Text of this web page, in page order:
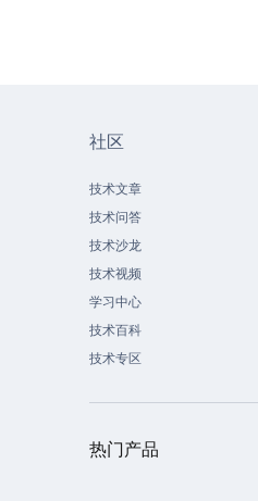
社区
技术文章
技术问答
技术沙龙
技术视频
学习中心
技术百科
技术专区
热门产品